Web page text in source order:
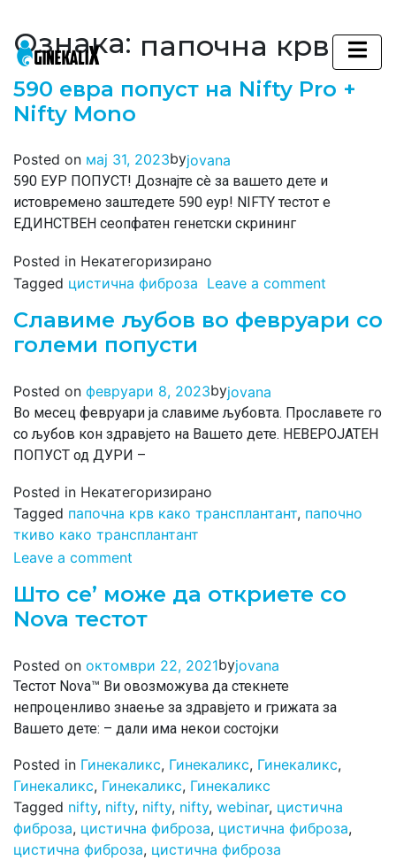
Main Navigation
Ознака: папочна крв
590 евра попуст на Nifty Pro +
Nifty Mono
Posted on мај 31, 2023byjovana
590 ЕУР ПОПУСТ! Дознајте сè за вашето дете и
истовремено заштедете 590 еур! NIFTY тестот е
ЕДИНСТВЕН сеопфатен генетски скрининг
Posted in Некатегоризирано
Tagged цистична фиброза Leave a comment
Славиме љубов во февруари со
големи попусти
Posted on февруари 8, 2023byjovana
Во месец февруари ја славиме љубовта. Прославете го
со љубов кон здравјето на Вашето дете. НЕВЕРОЈАТЕН
ПОПУСТ од ДУРИ –
Posted in Некатегоризирано
Tagged папочна крв како трансплантант, папочно
ткиво како трансплантант
Leave a comment
Што се’ може да откриете со
Nova тестот
Posted on октомври 22, 2021byjovana
Тестот Nova™ Ви овозможува да стекнете
непроценливо знаење за здравјето и грижата за
Вашето дете: – дали има некои состојки
Posted in Гинекаликс, Гинекаликс, Гинекаликс,
Гинекаликс, Гинекаликс, Гинекаликс
Tagged nifty, nifty, nifty, nifty, webinar, цистична
фиброза, цистична фиброза, цистична фиброза,
цистична фиброза, цистична фиброза